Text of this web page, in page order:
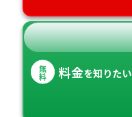
無
料 料金を知りたい